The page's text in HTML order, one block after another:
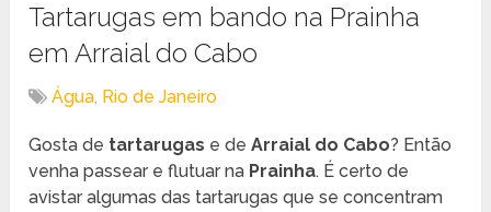
Tartarugas em bando na Prainha
em Arraial do Cabo
Água, Rio de Janeiro
Gosta de tartarugas e deArraial do Cabo? Então
venha passear e flutuar na Prainha. É certo de
avistar algumas das tartarugas que se concentram